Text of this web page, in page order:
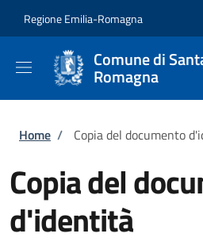
Regione Emilia-Romagna
Comune di
Romagna
Briciole di pane
Home / Copia del documento
Copia del
d'identità